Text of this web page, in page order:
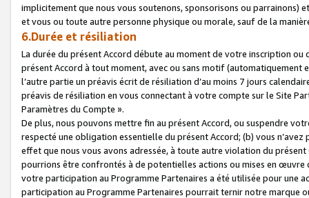
implicitement que nous vous soutenons, sponsorisons ou parrainons)
et vous ou toute autre personne physique ou morale, sauf de la
6.Durée et résiliation
La durée du présent Accord débute au moment de votre inscription
présent Accord à tout moment, avec ou sans motif (automatiquement
l’autre partie un préavis écrit de résiliation d’au moins 7 jours
préavis de résiliation en vous connectant à votre compte sur le Site
Paramètres du Compte ».
De plus, nous pouvons mettre fin au présent Accord, ou suspendre
respecté une obligation essentielle du présent Accord; (b) vous
effet que nous vous avons adressée, à toute autre violation du
pourrions être confrontés à de potentielles actions ou mises en
votre participation au Programme Partenaires a été utilisée pour une
participation au Programme Partenaires pourrait ternir notre marque